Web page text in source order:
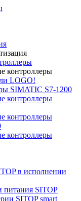
контроллеры
LOGO!
SIMATIC S7-1200
контроллеры
контроллеры
контроллеры
в исполнении
питания SITOP
SITOP smart